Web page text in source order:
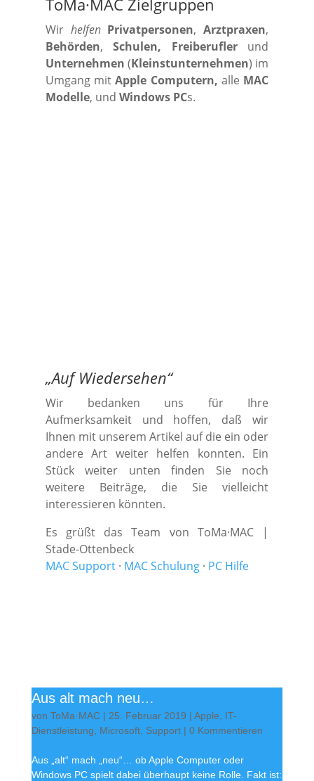
ToMa·MAC Zielgruppen
Wir helfen Privatpersonen,Arztpraxen,
Behörden,Schulen, Freiberuflerund
Unternehmen (Kleinstunternehmen) im
Umgang mitApple Computern, alle MAC
Modelle, und Windows PCs.
„Auf Wiedersehen“
Wir bedanken uns für Ihre
Aufmerksamkeit und hoffen, daß wir
Ihnen mit unserem Artikel auf die ein oder
andere Art weiter helfen konnten. Ein
Stück weiter unten finden Sie noch
weitere Beiträge, die Sie vielleicht
interessieren könnten.
Es grüßt das Team von ToMa·MAC |
Stade-Ottenbeck
MAC Support· MAC Schulung· PC Hilfe
Aus alt mach neu…
von ToMa·MAC| 25. Februar 2019 | Apple
IT-
Dienstleistung
Microsoft, Support| 0 Kommentieren
Aus „alt“ mach „neu“… ob Apple Computer oder
Windows PC spielt dabei überhaupt keine Rolle. Fakt ist: